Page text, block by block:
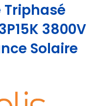
3800V
Solaire